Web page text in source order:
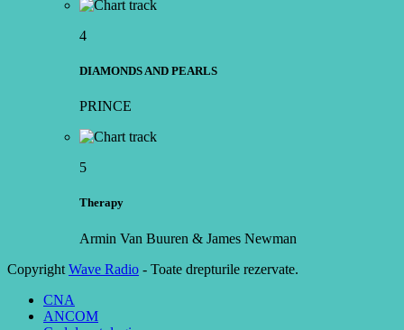
4
DIAMONDS AND PEARLS
PRINCE
5
Therapy
Armin Van Buuren & James Newman
Copyright Wave Radio - Toate drepturile rezervate.
CNA
ANCOM